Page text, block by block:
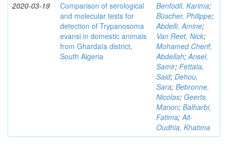
2020-03-19
Comparison of serological
and molecular tests for
detection of Trypanosoma
evansi in domestic animals
from Ghardaïa district,
South Algeria
Benfodil, Karima;
Büscher, Philippe;
Abdelli, Amine;
Van Reet, Nick;
Mohamed Cherif,
Abdellah;Ansel,
Samir; Fettata,
Said; Dehou,
Sara; Bebronne,
Nicolas; Geerts,
Manon; Balharbi,
Fatima;Ait-
Oudhia, Khatima